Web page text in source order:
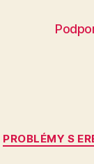
PROBLÉMY S